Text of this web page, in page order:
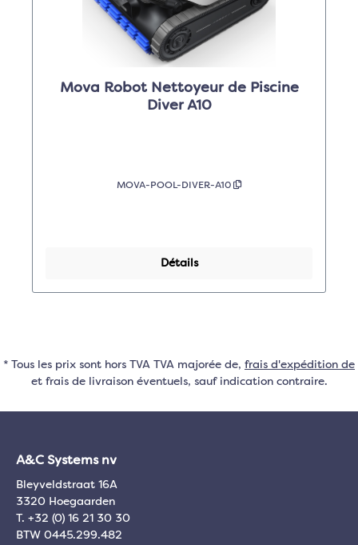
Mova Robot Nettoyeur de Piscine
Diver A10
MOVA-POOL-DIVER-A10
Détails
* Tous les prix sont hors TVA TVA majorée de, frais d'expédition de
et frais de livraison éventuels, sauf indication contraire.
A&C Systems nv
Bleyveldstraat 16A
3320 Hoegaarden
T. +32 (0) 16 21 30 30
BTW 0445.299.482